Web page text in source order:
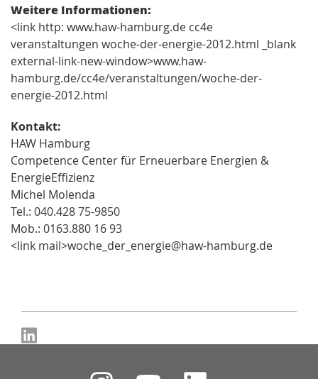
Weitere Informationen:
<link http: www.haw-hamburg.de cc4e
veranstaltungen woche-der-energie-2012.html _blank
external-link-new-window>www.haw-
hamburg.de/cc4e/veranstaltungen/woche-der-
energie-2012.html
Kontakt:
HAW Hamburg
Competence Center für Erneuerbare Energien &
EnergieEffizienz
Michel Molenda
Tel.: 040.428 75-9850
Mob.: 0163.880 16 93
<link mail>woche_der_energie@haw-hamburg.de